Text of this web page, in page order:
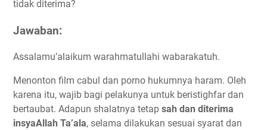
tidak diterima?
Jawaban:
Assalamu’alaikum warahmatullahi wabarakatuh.
Menonton film cabul dan porno hukumnya haram. Oleh
karena itu, wajib bagi pelakunya untuk beristighfar dan
bertaubat. Adapun shalatnya tetap sah dan diterima
insyaAllah Ta’ala, selama dilakukan sesuai syarat dan